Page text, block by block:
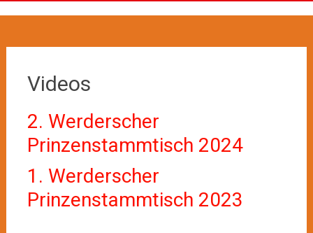
Videos
2. Werderscher
Prinzenstammtisch 2024
1. Werderscher
Prinzenstammtisch 2023